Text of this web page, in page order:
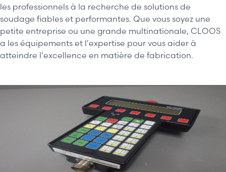
les professionnels à la recherche de solutions de
soudage fiables et performantes. Que vous soyez une
petite entreprise ou une grande multinationale, CLOOS
a les équipements et l'expertise pour vous aider à
atteindre l'excellence en matière de fabrication.